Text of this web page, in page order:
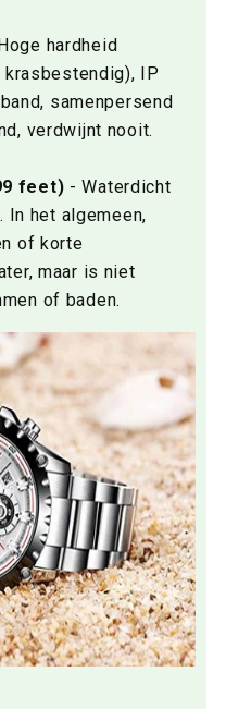
hardheid
IP
samenpersend
verdwijnt nooit.
feet) - Waterdicht
het algemeen,
of korte
maar is niet
of baden.